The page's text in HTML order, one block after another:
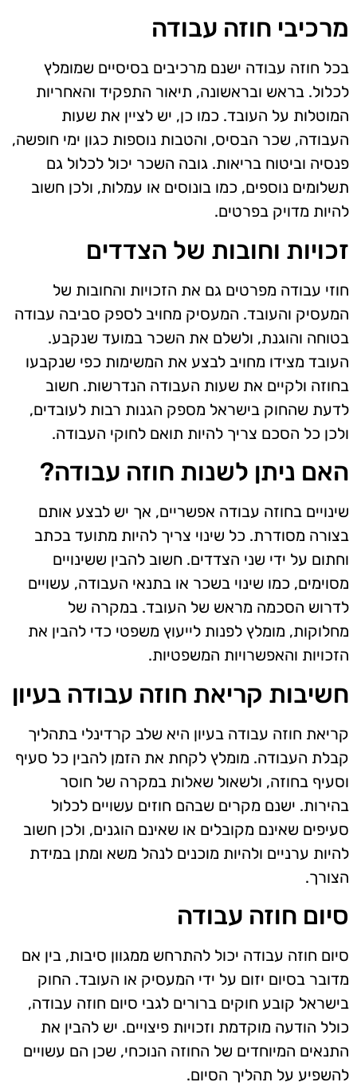
מרכיבי חוזה עבודה
בכל חוזה עבודה ישנם מרכיבים בסיסיים שמומלץ
לכלול. בראש ובראשונה, תיאור התפקיד והאחריות
המוטלות על העובד. כמו כן, יש לציין את שעות
העבודה, שכר הבסיס, והטבות נוספות כגון ימי חופשה,
פנסיה וביטוח בריאות. גובה השכר יכול לכלול גם
תשלומים נוספים, כמו בונוסים או עמלות, ולכן חשוב
להיות מדויק בפרטים.
זכויות וחובות של הצדדים
חוזי עבודה מפרטים גם את הזכויות והחובות של
המעסיק והעובד. המעסיק מחויב לספק סביבה עבודה
בטוחה והוגנת, ולשלם את השכר במועד שנקבע.
העובד מצידו מחויב לבצע את המשימות כפי שנקבעו
בחוזה ולקיים את שעות העבודה הנדרשות. חשוב
לדעת שהחוק בישראל מספק הגנות רבות לעובדים,
ולכן כל הסכם צריך להיות תואם לחוקי העבודה.
האם ניתן לשנות חוזה עבודה?
שינויים בחוזה עבודה אפשריים, אך יש לבצע אותם
בצורה מסודרת. כל שינוי צריך להיות מתועד בכתב
וחתום על ידי שני הצדדים. חשוב להבין ששינויים
מסוימים, כמו שינוי בשכר או בתנאי העבודה, עשויים
לדרוש הסכמה מראש של העובד. במקרה של
מחלוקות, מומלץ לפנות לייעוץ משפטי כדי להבין את
הזכויות והאפשרויות המשפטיות.
חשיבות קריאת חוזה עבודה בעיון
קריאת חוזה עבודה בעיון היא שלב קרדינלי בתהליך
קבלת העבודה. מומלץ לקחת את הזמן להבין כל סעיף
וסעיף בחוזה, ולשאול שאלות במקרה של חוסר
בהירות. ישנם מקרים שבהם חוזים עשויים לכלול
סעיפים שאינם מקובלים או שאינם הוגנים, ולכן חשוב
להיות ערניים ולהיות מוכנים לנהל משא ומתן במידת
הצורך.
סיום חוזה עבודה
סיום חוזה עבודה יכול להתרחש ממגוון סיבות, בין אם
מדובר בסיום יזום על ידי המעסיק או העובד. החוק
בישראל קובע חוקים ברורים לגבי סיום חוזה עבודה,
כולל הודעה מוקדמת וזכויות פיצויים. יש להבין את
התנאים המיוחדים של החוזה הנוכחי, שכן הם עשויים
להשפיע על תהליך הסיום.